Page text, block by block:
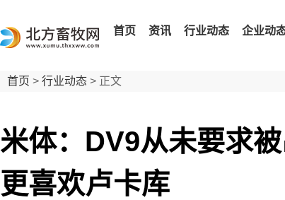
首页 资讯 行业动态 企业动
首页 > 行业动态 > 正文
米体：DV9从未要求
更喜欢卢卡库